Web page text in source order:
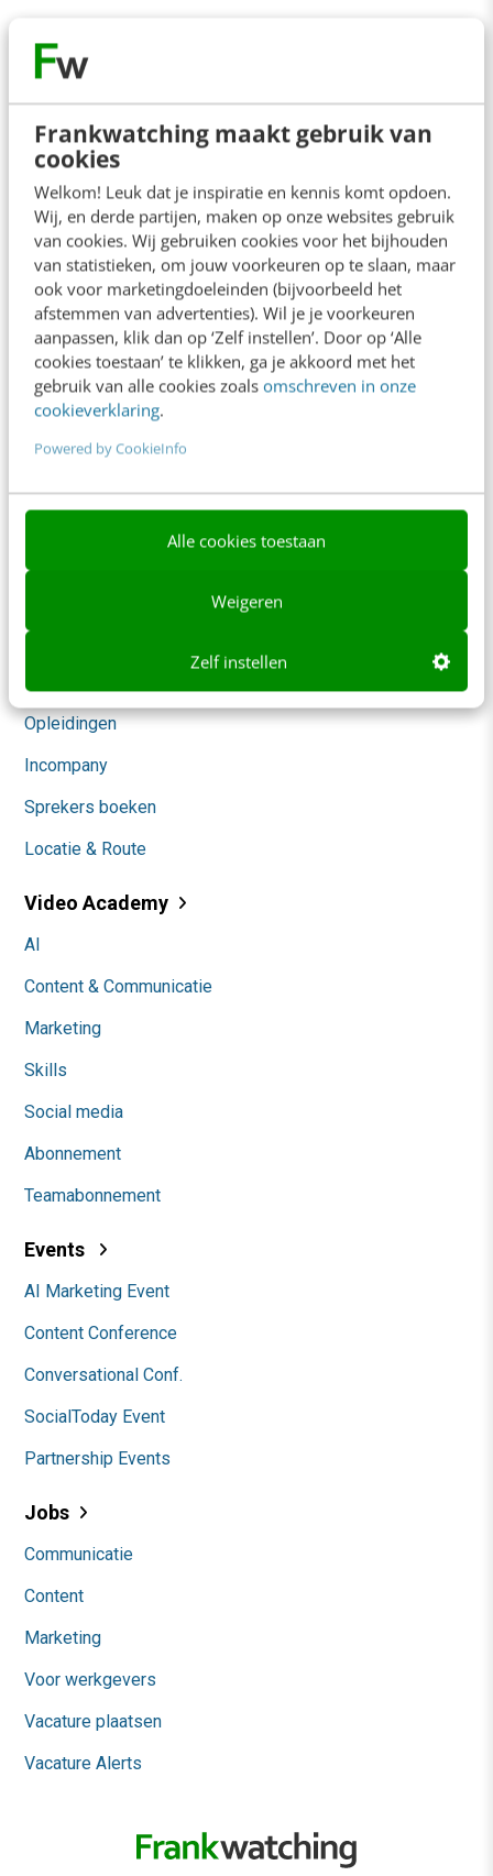
Frankwatching maakt gebruik van
cookies
Welkom! Leuk dat je inspiratie en kennis komt opdoen.
Wij, en derde partijen, maken op onze websites gebruik
van cookies. Wij gebruiken cookies voor het bijhouden
van statistieken, om jouw voorkeuren op te slaan, maar
ook voor marketingdoeleinden (bijvoorbeeld het
afstemmen van advertenties). Wil je je voorkeuren
aanpassen, klik dan op ‘Zelf instellen’. Door op ‘Alle
cookies toestaan’ te klikken, ga je akkoord met het
gebruik van alle cookies zoals omschreven in onze
cookieverklaring.
Powered by CookieInfo
Alle cookies toestaan
Weigeren
Zelf instellen
Ons team
Whitepapers
Blog
AI & Tech
Content & Communicatie
Klantcontact & CX
Marketing
Social
Themanieuwsbrieven
Mastercourses
Opleidingen
Incompany
Sprekers boeken
Locatie & Route
Video Academy
AI
Content & Communicatie
Marketing
Skills
Social media
Abonnement
Teamabonnement
Events
AI Marketing Event
Content Conference
Conversational Conf.
SocialToday Event
Partnership Events
Jobs
Communicatie
Content
Marketing
Voor werkgevers
Vacature plaatsen
Vacature Alerts